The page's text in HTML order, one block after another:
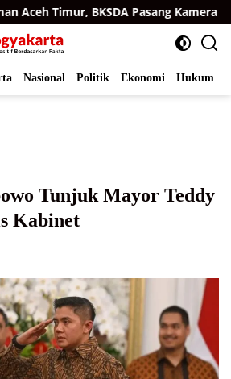
Timur, BKSDA Pasang Kamera dan
Nasional Politik Ekonomi Hukum
Tunjuk Mayor Teddy
Kabinet